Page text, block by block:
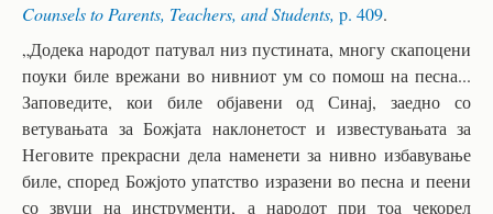
Counsels to Parents, Teachers, and Students, p. 409.
„Додека народот патувал низ пустината, многу скапоцени
поуки биле врежани во нивниот ум со помош на песна...
Заповедите, кои биле објавени од Синај, заедно со
ветувањата за Божјата наклонетост и известувањата за
Неговите прекрасни дела наменети за нивно избавување
биле, според Божјото упатство изразени во песна и пеени
со звуци на инструменти, а народот при тоа чекорел